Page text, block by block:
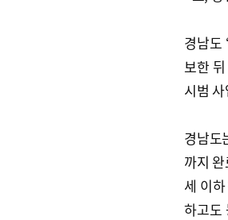
경남도
보한
시범
경남도
까지
세 이
하고도